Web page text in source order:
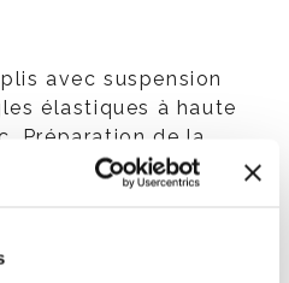
avec suspension
élastiques à haute
Préparation de la
expansé à haute
nombreuses couches
d’un